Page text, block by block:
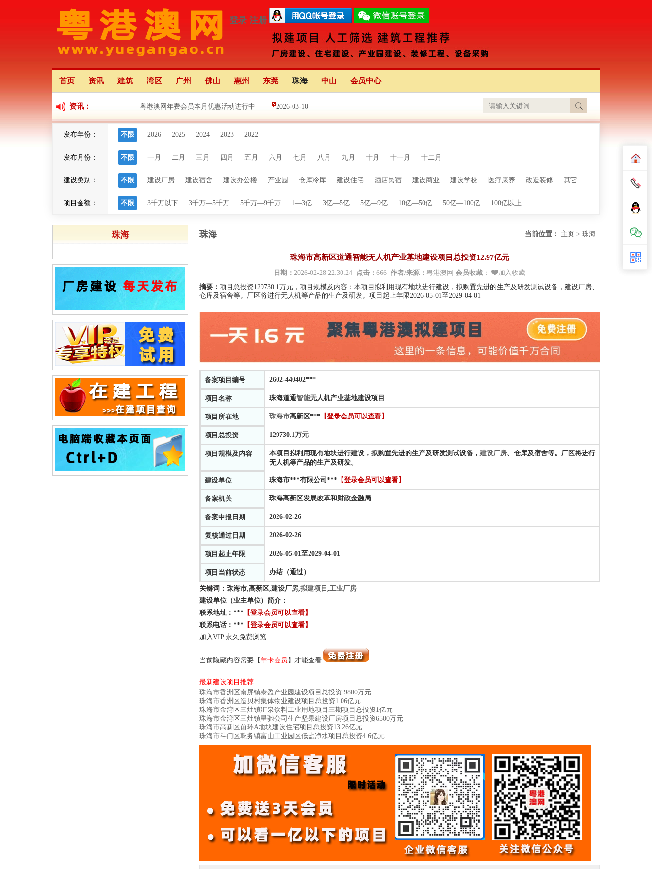
登录 注册
首页 资讯 建筑 湾区 广州 佛山 惠州 东莞 珠海 中山 会员中心
资讯： 粤港澳网年费会员本月优惠活动进行中 2026-03-10
粤港澳大湾区应用场景创新中心（前海）正式启动
发布年份： 不限 2026 2025 2024 2023 2022
发布月份： 不限 一月 二月 三月 四月 五月 六月 七月 八月 九月 十月 十一月 十二月
建设类别： 不限 建设厂房 建设宿舍 建设办公楼 产业园 仓库冷库 建设住宅 酒店民宿 建设商业 建设学校 医疗康养 改造装修 其它
项目金额： 不限 3千万以下 3千万—5千万 5千万—9千万 1—3亿 3亿—5亿 5亿—9亿 10亿—50亿 50亿—100亿 100亿以上
珠海 当前位置： 主页 > 珠海
珠海
珠海市高新区道通智能无人机产业基地建设项目总投资12.97亿元
日期： 2026-02-28 22:30:24 点击： 666 作者/来源： 粤港澳网 会员收藏 ：
加入收藏
摘要： 项目总投资129730.1万元，项目规模及内容：本项目拟利用现有地块进行建设，拟购置先进的生产及研发测试设备，建设厂房、
仓库及宿舍等。厂区将进行无人机等产品的生产及研发。项目起止年限2026-05-01至2029-04-01
备案项目编号 2602-440402***
项目名称 珠海道通智能无人机产业基地建设项目
项目所在地 珠海市高新区*** 【登录会员可以查看】
项目总投资 129730.1万元
项目规模及内容 本项目拟利用现有地块进行建设，拟购置先进的生产及研发测试设备， 建设厂房、仓库及宿舍等。厂区将进行
无人机等产品的生产及研发。
建设单位 珠海市***有限公司 *** 【登录会员可以查看】
备案机关 珠海高新区发展改革和财政金融局
备案申报日期 2026-02-26
复核通过日期 2026-02-26
项目起止年限 2026-05-01至2029-04-01
项目当前状态 办结（通过）
关键词： 珠海市,高新区,建设厂房,拟建项目 ,工业厂房
建设单位（业主单位）简介：
联系地址： *** 【登录会员可以查看】
联系电话： *** 【登录会员可以查看】
加入VIP 永久免费浏览
当前隐藏内容需要【年卡会员 】才能查看
最新建设项目推荐
珠海市香洲区南屏镇泰盈产业园建设项目总投资 9800万元
珠海市香洲区造贝村集体物业建设项目总投资1.06亿元
珠海市金湾区三灶镇汇泉饮料工业用地项目三期​项目总投资1亿元
珠海市金湾区三灶镇星驰公司生产坚果建设厂房项目总投资6500万元
珠海市高新区前环A地块建设住宅项目总投资13.26亿元
珠海市斗门区乾务镇富山工业园区低盐净水项目总投资4.6亿元